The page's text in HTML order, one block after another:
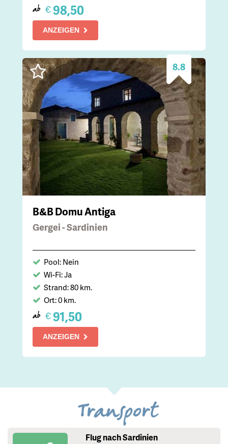
ab € 98,50
ANZEIGEN
8.8
B&B Domu Antiga
Gergei - Sardinien
Pool: Nein
Wi-Fi: Ja
Strand: 80 km.
Ort: 0 km.
ab € 91,50
ANZEIGEN
Transport
Flug nach Sardinien